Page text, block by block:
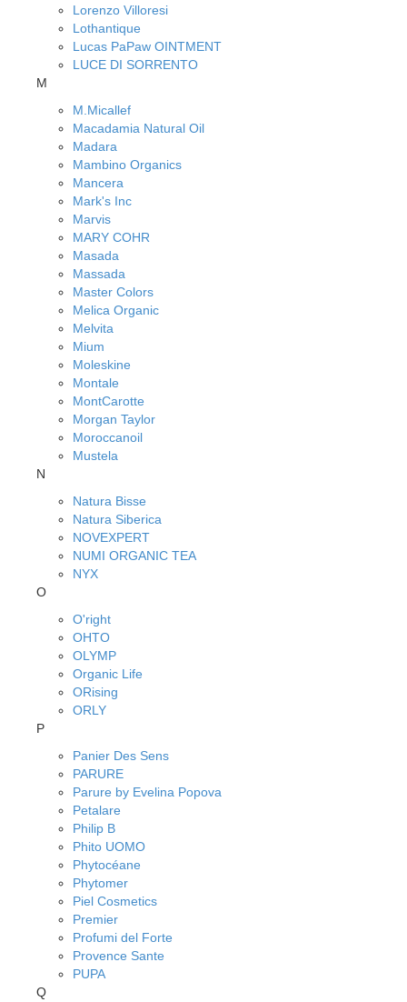
Lorenzo Villoresi
Lothantique
Lucas PaPaw OINTMENT
LUCE DI SORRENTO
M
M.Micallef
Macadamia Natural Oil
Madara
Mambino Organics
Mancera
Mark's Inc
Marvis
MARY COHR
Masada
Massada
Master Colors
Melica Organic
Melvita
Mium
Moleskine
Montale
MontCarotte
Morgan Taylor
Moroccanoil
Mustela
N
Natura Bisse
Natura Siberica
NOVEXPERT
NUMI ORGANIC TEA
NYX
O
O'right
OHTO
OLYMP
Organic Life
ORising
ORLY
P
Panier Des Sens
PARURE
Parure by Evelina Popova
Petalare
Philip B
Phito UOMO
Phytocéane
Phytomer
Piel Cosmetics
Premier
Profumi del Forte
Provence Sante
PUPA
Q